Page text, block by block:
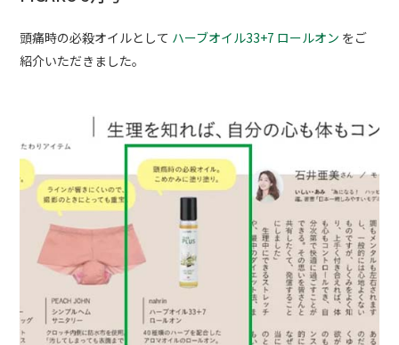
頭痛時の必殺オイルとして ハーブオイル33+7 ロールオン をご
紹介いただきました。